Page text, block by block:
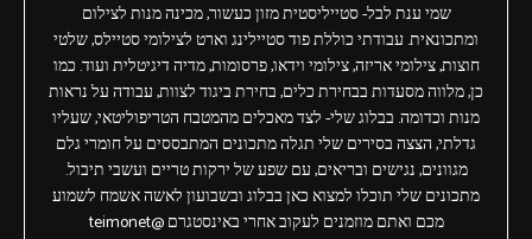
שמי ענת לבל- סטייליסטית מזון כעשור, מכינה מנות לצילום
ומתכונאית. עבודתי כוללת פוד סטיילינג וארט לצילומי סטיילס, שלטי
חוצות, צילומי אריזה, צילומי וידאו, פרסומות, מדיה דיגיטלית ועוד. כמו
כן, מלווה מסעדות בבחירת כלים, בחירת ביגוד לצוות, עבודה על נראות
מנות וכדומה. בבלוג שלי- לצד מאכלים מהמטבח הטריפוליטאי, שעליו
גדלתי, הצצה בסירים שלי תגלה מתכונים המתבססים על חומרי גלם
מגוונים, נגישים ובריאים, עם שפע של ירקות טריים ועשבי תיבול.
מתכונים שלי תוכלו למצוא כאן בבלוג ובשבועון לאשה אשמח לשמוע
מכם ואתם מוזמנים לעקוב אחרי באינסטגרם @teimonet